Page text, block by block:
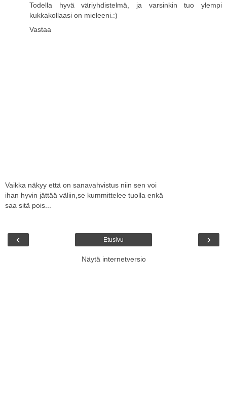
Todella hyvä väriyhdistelmä, ja varsinkin tuo ylempi
kukkakollaasi on mieleeni.:)
Vastaa
Vaikka näkyy että on sanavahvistus niin sen voi
ihan hyvin jättää väliin,se kummittelee tuolla enkä
saa sitä pois...
‹ ›
Etusivu
Näytä internetversio